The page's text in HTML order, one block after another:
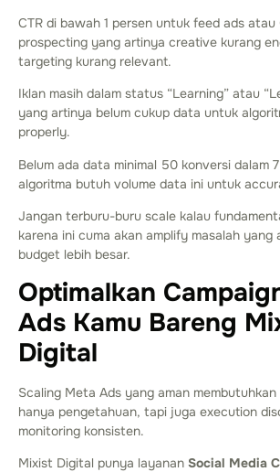
CTR di bawah 1 persen untuk feed ads
prospecting yang artinya creative kurang
targeting kurang relevant.
Iklan masih dalam status “Learning” atau
yang artinya belum cukup data untuk
properly.
Belum ada data minimal 50 konversi dalam
algoritma butuh volume data ini untuk
Jangan terburu-buru scale kalau
karena ini cuma akan amplify masalah
budget lebih besar.
Optimalkan
Ads Kamu Bareng
Digital
Scaling Meta Ads yang aman
hanya pengetahuan, tapi juga execution
monitoring konsisten.
Mixist Digital punya layanan Social Media